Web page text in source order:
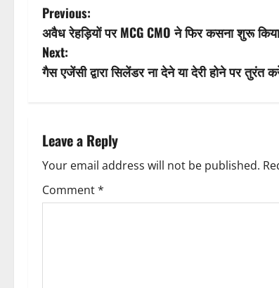
P
o
s
n
a
v
Previous:
अवैध रेहड़ियों पर MCG CMO ने फिर कसना शुरू
Next:
गैस एजेंसी द्वारा सिलेंडर ना देने या देरी होने पर तुरंत
Leave a Reply
Your email address will not be published.
Comment*